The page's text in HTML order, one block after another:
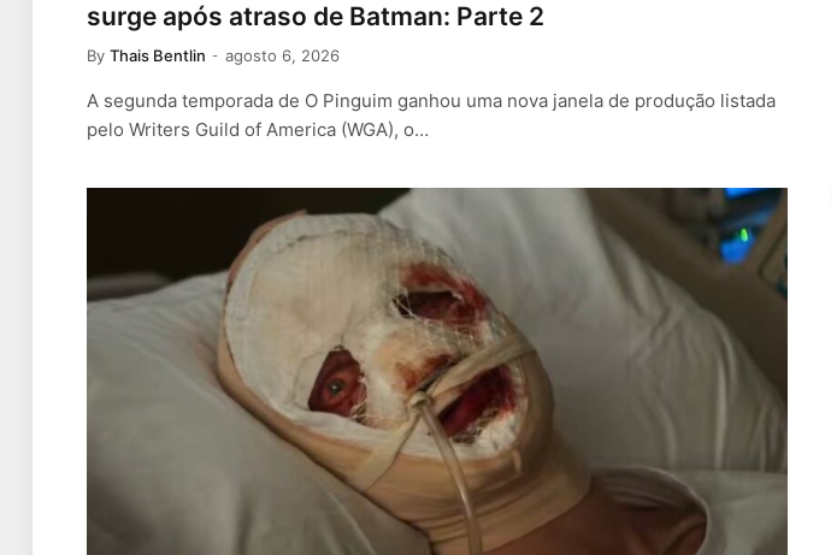
surge após atraso de Batman: Parte 2
By Thais Bentlin agosto 6, 2026
A segunda temporada de O Pinguim ganhou uma nova janela de produção listada
pelo Writers Guild of America (WGA), o…